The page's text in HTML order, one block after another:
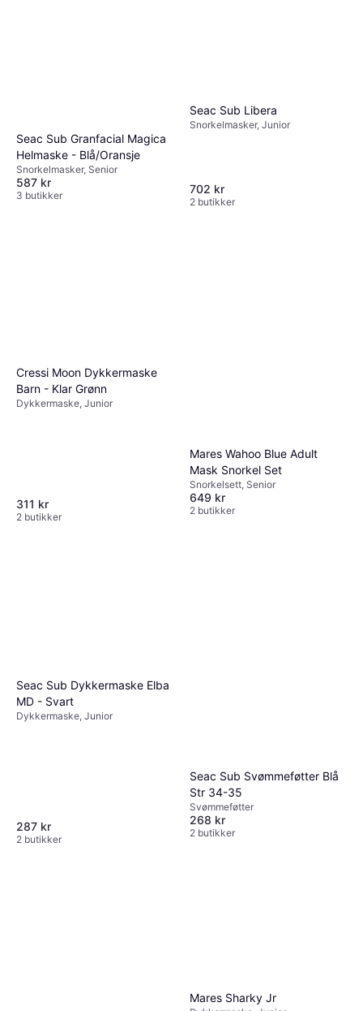
Seac Sub Granfacial Magica
Helmaske - Blå/Oransje
Snorkelmasker, Senior
587 kr
3 butikker
Seac Sub Libera
Snorkelmasker, Junior
702 kr
2 butikker
Cressi Moon Dykkermaske
Barn - Klar Grønn
Dykkermaske, Junior
311 kr
2 butikker
Mares Wahoo Blue Adult
Mask Snorkel Set
Snorkelsett, Senior
649 kr
2 butikker
Seac Sub Dykkermaske Elba
MD - Svart
Dykkermaske, Junior
287 kr
2 butikker
Seac Sub Svømmeføtter Blå
Str 34-35
Svømmeføtter
268 kr
2 butikker
Mares Sharky Jr